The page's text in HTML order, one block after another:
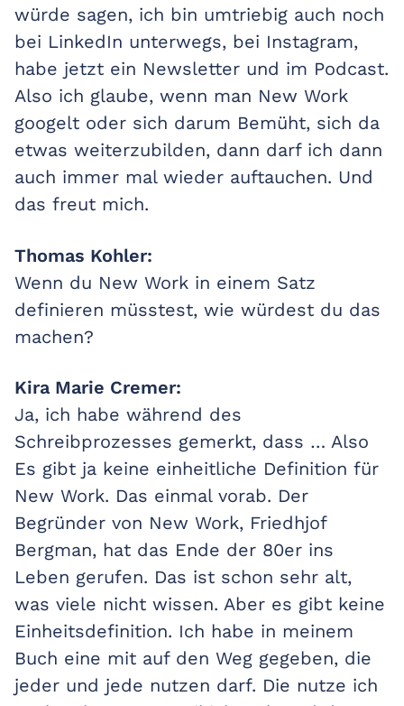
würde sagen, ich bin umtriebig auch noch
bei LinkedIn unterwegs, bei Instagram,
habe jetzt ein Newsletter und im Podcast.
Also ich glaube, wenn man New Work
googelt oder sich darum Bemüht, sich da
etwas weiterzubilden, dann darf ich dann
auch immer mal wieder auftauchen. Und
das freut mich.
Thomas Kohler:
Wenn du New Work in einem Satz
definieren müsstest, wie würdest du das
machen?
Kira Marie Cremer:
Ja, ich habe während des
Schreibprozesses gemerkt, dass … Also
Es gibt ja keine einheitliche Definition für
New Work. Das einmal vorab. Der
Begründer von New Work, Friedhjof
Bergman, hat das Ende der 80er ins
Leben gerufen. Das ist schon sehr alt,
was viele nicht wissen. Aber es gibt keine
Einheitsdefinition. Ich habe in meinem
Buch eine mit auf den Weg gegeben, die
jeder und jede nutzen darf. Die nutze ich